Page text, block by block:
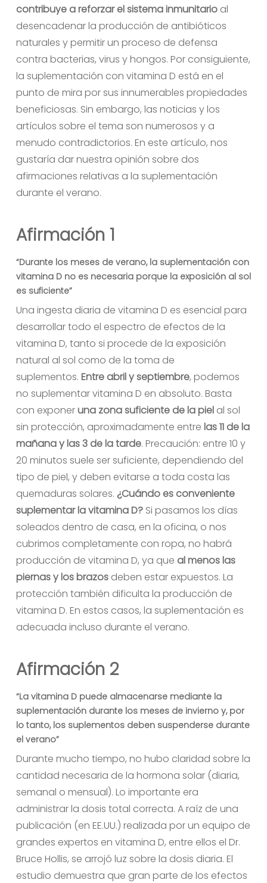
contribuye a reforzar el sistema inmunitarioal
desencadenar la producción de antibióticos
naturales y permitir un proceso de defensa
contra bacterias, virus y hongos. Por consiguiente,
la suplementación con vitamina D está en el
punto de mira por sus innumerables propiedades
beneficiosas. Sin embargo, las noticias y los
artículos sobre el tema son numerosos y a
menudo contradictorios. En este artículo, nos
gustaría dar nuestra opinión sobre dos
afirmaciones relativas a la suplementación
durante el verano.
Afirmación 1
“Durante los meses de verano, la suplementación con
vitamina D no es necesaria porque la exposición al sol
es suficiente”
Una ingesta diaria de vitamina D es esencial para
desarrollar todo el espectro de efectos de la
vitamina D, tanto si procede de la exposición
natural al sol como de la toma de
suplementos. Entre abril y septiembre, podemos
no suplementar vitamina D en absoluto. Basta
con exponeruna zona suficiente de la pielal sol
sin protección, aproximadamente entre las 11 de la
mañana y las 3 de la tarde. Precaución: entre 10 y
20 minutos suele ser suficiente, dependiendo del
tipo de piel, y deben evitarse a toda costa las
quemaduras solares. ¿Cuándo es conveniente
suplementar la vitamina D? Si pasamos los días
soleados dentro de casa, en la oficina, o nos
cubrimos completamente con ropa, no habrá
producción de vitamina D, ya que al menos las
piernas y los brazos deben estar expuestos. La
protección también dificulta la producción de
vitamina D. En estos casos, la suplementación es
adecuada incluso durante el verano.
Afirmación 2
“La vitamina D puede almacenarse mediante la
suplementación durante los meses de invierno y, por
lo tanto, los suplementos deben suspenderse durante
el verano”
Durante mucho tiempo, no hubo claridad sobre la
cantidad necesaria de la hormona solar (diaria,
semanal o mensual). Lo importante era
administrar la dosis total correcta. A raíz de una
publicación (en EE.UU.) realizada por un equipo de
grandes expertos en vitamina D, entre ellos el Dr.
Bruce Hollis, se arrojó luz sobre la dosis diaria. El
estudio demuestra que gran parte de los efectos